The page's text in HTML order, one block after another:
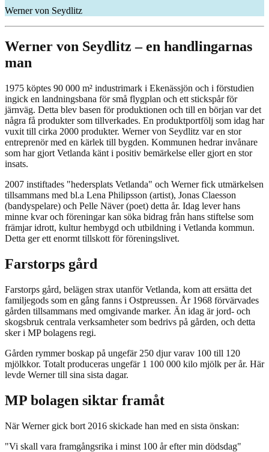
Werner von Seydlitz
Werner von Seydlitz – en handlingarnas
man
1975 köptes 90 000 m² industrimark i Ekenässjön och i förstudien
ingick en landningsbana för små flygplan och ett stickspår för
järnväg. Detta blev basen för produktionen och till en början var det
några få produkter som tillverkades. En produktportfölj som idag har
vuxit till cirka 2000 produkter. Werner von Seydlitz var en stor
entreprenör med en kärlek till bygden. Kommunen hedrar invånare
som har gjort Vetlanda känt i positiv bemärkelse eller gjort en stor
insats.
2007 instiftades "hedersplats Vetlanda" och Werner fick utmärkelsen
tillsammans med bl.a Lena Philipsson (artist), Jonas Claesson
(bandyspelare) och Pelle Näver (poet) detta år. Idag lever hans
minne kvar och föreningar kan söka bidrag från hans stiftelse som
främjar idrott, kultur hembygd och utbildning i Vetlanda kommun.
Detta ger ett enormt tillskott för föreningslivet.
Farstorps gård
Farstorps gård, belägen strax utanför Vetlanda, kom att ersätta det
familjegods som en gång fanns i Ostpreussen. År 1968 förvärvades
gården tillsammans med omgivande marker. Än idag är jord- och
skogsbruk centrala verksamheter som bedrivs på gården, och detta
sker i MP bolagens regi.
Gården rymmer boskap på ungefär 250 djur varav 100 till 120
mjölkkor. Totalt produceras ungefär 1 100 000 kilo mjölk per år. Här
levde Werner till sina sista dagar.
MP bolagen siktar framåt
När Werner gick bort 2016 skickade han med en sista önskan:
"Vi skall vara framgångsrika i minst 100 år efter min dödsdag"